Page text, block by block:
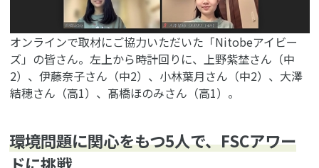
オンラインで取材にご協力いただいた「Nitobeアイビー
ズ」の皆さん。左上から時計回りに、上野紫埜さん（中
2）、伊藤奈子さん（中2）、小林葉月さん（中2）、大澤
結穂さん（高1）、髙橋ほのみさん（高1）。
環境問題に関心をもつ5人で、FSCアワー